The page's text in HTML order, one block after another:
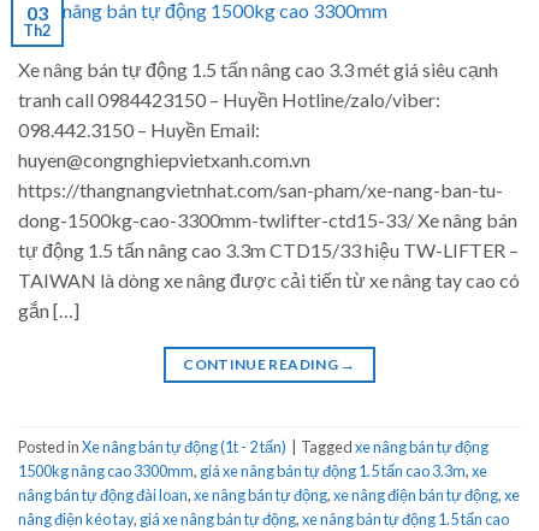
03
Th2
Xe nâng bán tự động 1.5 tấn nâng cao 3.3 mét giá siêu cạnh
tranh call 0984423150 – Huyền Hotline/zalo/viber:
098.442.3150 – Huyền Email:
huyen@congnghiepvietxanh.com.vn
https://thangnangvietnhat.com/san-pham/xe-nang-ban-tu-
dong-1500kg-cao-3300mm-twlifter-ctd15-33/ Xe nâng bán
tự động 1.5 tấn nâng cao 3.3m CTD15/33 hiệu TW-LIFTER –
TAIWAN là dòng xe nâng được cải tiến từ xe nâng tay cao có
gắn […]
CONTINUE READING →
Posted inXe nâng bán tự động (1t - 2 tấn) Taggedxe nâng bán tự động
1500kg nâng cao 3300mm, giá xe nâng bán tự động 1.5 tấn cao 3.3m,xe
nâng bán tự động đài loan,xe nâng bán tự động,xe nâng điện bán tự động,xe
nâng điện kéo tay, giá xe nâng bán tự động,xe nâng bán tự động 1.5 tấn cao